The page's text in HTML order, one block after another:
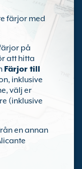
färjor med
på
att hitta
Färjor till
inklusive
välj er
(inklusive
en annan